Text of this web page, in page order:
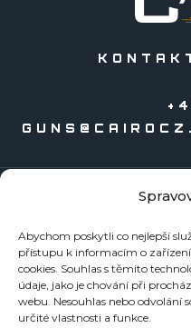
Abychom poskytli co nejlepší
přístupu k informacím o
cookies. Souhlas s těmito
údaje, jako je chování při
webu. Nesouhlas nebo odvolání
určité vlastnosti a funkce.
Zbraně
Náboje
Reloading
Doplňky